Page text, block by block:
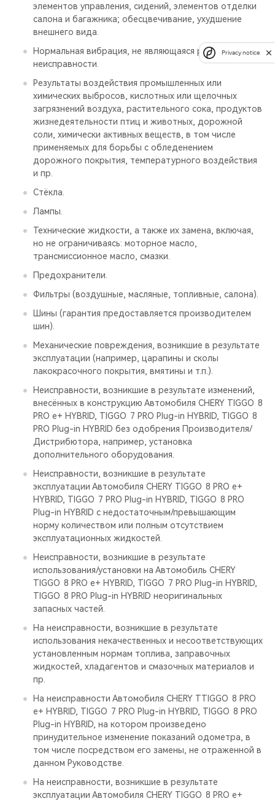
элементов управления, сидений, элементов отделки
салона и багажника; обесцвечивание, ухудшение
внешнего вида.
Нормальная вибрация, не являющаяся результатом
неисправности.
Результаты воздействия промышленных или
химических выбросов, кислотных или щелочных
загрязнений воздуха, растительного сока, продуктов
жизнедеятельности птиц и животных, дорожной
соли, химически активных веществ, в том числе
применяемых для борьбы с обледенением
дорожного покрытия, температурного воздействия
и пр.
Стёкла.
Лампы.
Технические жидкости, а также их замена, включая,
но не ограничиваясь: моторное масло,
трансмиссионное масло, смазки.
Предохранители.
Фильтры (воздушные, масляные, топливные, салона).
Шины (гарантия предоставляется производителем
шин).
Механические повреждения, возникшие в результате
эксплуатации (например, царапины и сколы
лакокрасочного покрытия, вмятины и т.п.).
Неисправности, возникшие в результате изменений,
внесённых в конструкцию Автомобиля CHERY TIGGO 8
PRO е+ HYBRID, TIGGO 7 PRO Plug-in HYBRID, TIGGO 8
PRO Plug-in HYBRID без одобрения Производителя/
Дистрибютора, например, установка
дополнительного оборудования.
Неисправности, возникшие в результате
эксплуатации Автомобиля CHERY TIGGO 8 PRO е+
HYBRID, TIGGO 7 PRO Plug-in HYBRID, TIGGO 8 PRO
Plug-in HYBRID с недостаточным/превышающим
норму количеством или полным отсутствием
эксплуатационных жидкостей.
Неисправности, возникшие в результате
использования/установки на Автомобиль CHERY
TIGGO 8 PRO е+ HYBRID, TIGGO 7 PRO Plug-in HYBRID,
TIGGO 8 PRO Plug-in HYBRID неоригинальных
запасных частей.
На неисправности, возникшие в результате
использования некачественных и несоответствующих
установленным нормам топлива, заправочных
жидкостей, хладагентов и смазочных материалов и
пр.
На неисправности Автомобиля CHERY TTIGGO 8 PRO
е+ HYBRID, TIGGO 7 PRO Plug-in HYBRID, TIGGO 8 PRO
Plug-in HYBRID, на котором произведено
принудительное изменение показаний одометра, в
том числе посредством его замены, не отраженной в
данном Руководстве.
На неисправности, возникшие в результате
эксплуатации Автомобиля CHERY TIGGO 8 PRO е+
Privacy notice